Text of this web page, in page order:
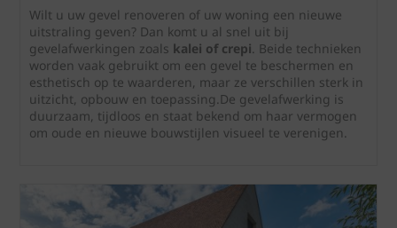
Wilt u uw gevel renoveren of uw woning een nieuwe
uitstraling geven? Dan komt u al snel uit bij
gevelafwerkingen zoals kalei of crepi. Beide technieken
worden vaak gebruikt om een gevel te beschermen en
esthetisch op te waarderen, maar ze verschillen sterk in
uitzicht, opbouw en toepassing.De gevelafwerking is
duurzaam, tijdloos en staat bekend om haar vermogen
om oude en nieuwe bouwstijlen visueel te verenigen.